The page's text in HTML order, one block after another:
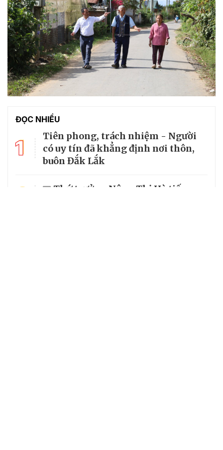
ĐỌC NHIỀU
1
Tiên phong, trách nhiệm - Người
có uy tín đã khẳng định nơi thôn,
buôn Đắk Lắk
2
Thứ trưởng Nông Thị Hà tiếp